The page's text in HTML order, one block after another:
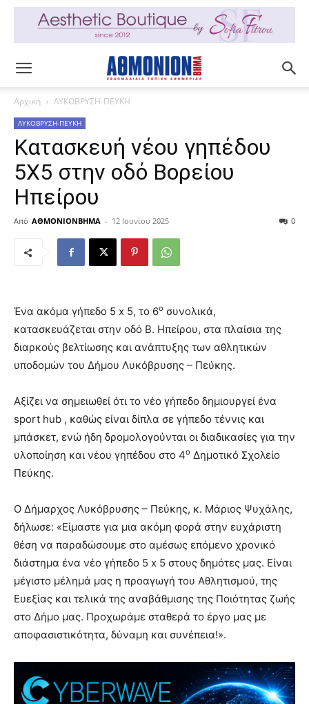
Αρχική ΛΥΚΟΒΡΥΣΗ-ΠΕΥΚΗ
ΛΥΚΟΒΡΥΣΗ-ΠΕΥΚΗ
Κατασκευή νέου γηπέδου
5X5 στην οδό Βορείου
Ηπείρου
Από ΑΘΜΟΝΙΟΝΒΗΜΑ - 12 Ιουνίου 2025 0
Ένα ακόμα γήπεδο 5 x 5, το 6ο συνολικά,
κατασκευάζεται στην οδό Β. Ηπείρου, στα πλαίσια της
διαρκούς βελτίωσης και ανάπτυξης των αθλητικών
υποδομών του Δήμου Λυκόβρυσης – Πεύκης.
Αξίζει να σημειωθεί ότι το νέο γήπεδο δημιουργεί ένα
sport hub , καθώς είναι δίπλα σε γήπεδο τέννις και
μπάσκετ, ενώ ήδη δρομολογούνται οι διαδικασίες για την
υλοποίηση και νέου γηπέδου στο 4ο Δημοτικό Σχολείο
Πεύκης.
Ο Δήμαρχος Λυκόβρυσης – Πεύκης, κ. Μάριος Ψυχάλης,
δήλωσε: «Είμαστε για μια ακόμη φορά στην ευχάριστη
θέση να παραδώσουμε στο αμέσως επόμενο χρονικό
διάστημα ένα νέο γήπεδο 5 x 5 στους δημότες μας. Είναι
μέγιστο μέλημά μας η προαγωγή του Αθλητισμού, της
Ευεξίας και τελικά της αναβάθμισης της Ποιότητας ζωής
στο Δήμο μας. Προχωράμε σταθερά το έργο μας με
αποφασιστικότητα, δύναμη και συνέπεια!».